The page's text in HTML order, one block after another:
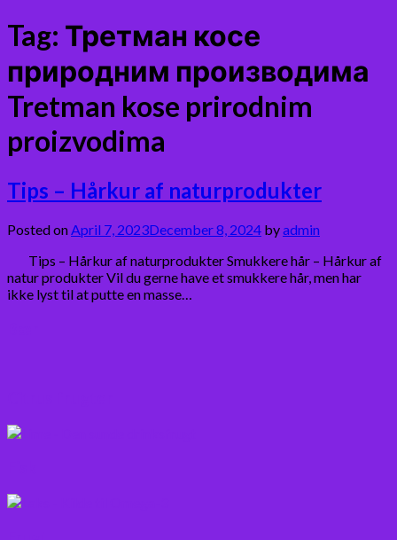
Tag: Третман косе
природним производима
Tretman kose prirodnim
proizvodima
Tips – Hårkur af naturprodukter
Posted on April 7, 2023December 8, 2024 byadmin
Tips – Hårkur af naturprodukter Smukkere hår – Hårkur af
natur produkter Vil du gerne have et smukkere hår, men har
ikke lyst til at putte en masse…